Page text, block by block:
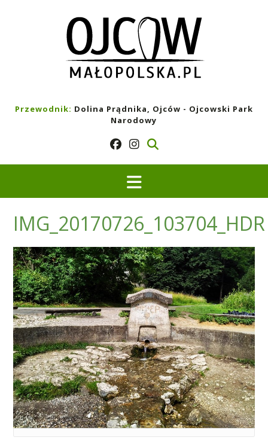
Przewodnik: Dolina Prądnika, Ojców - Ojcowski Park
Narodowy
IMG_20170726_103704_HDR